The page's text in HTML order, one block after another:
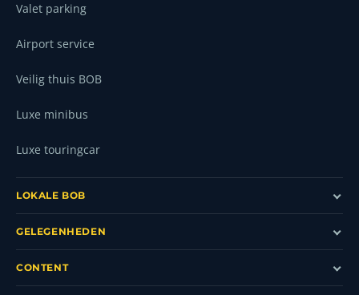
Valet parking
Airport service
Veilig thuis BOB
Luxe minibus
Luxe touringcar
LOKALE BOB
GELEGENHEDEN
CONTENT